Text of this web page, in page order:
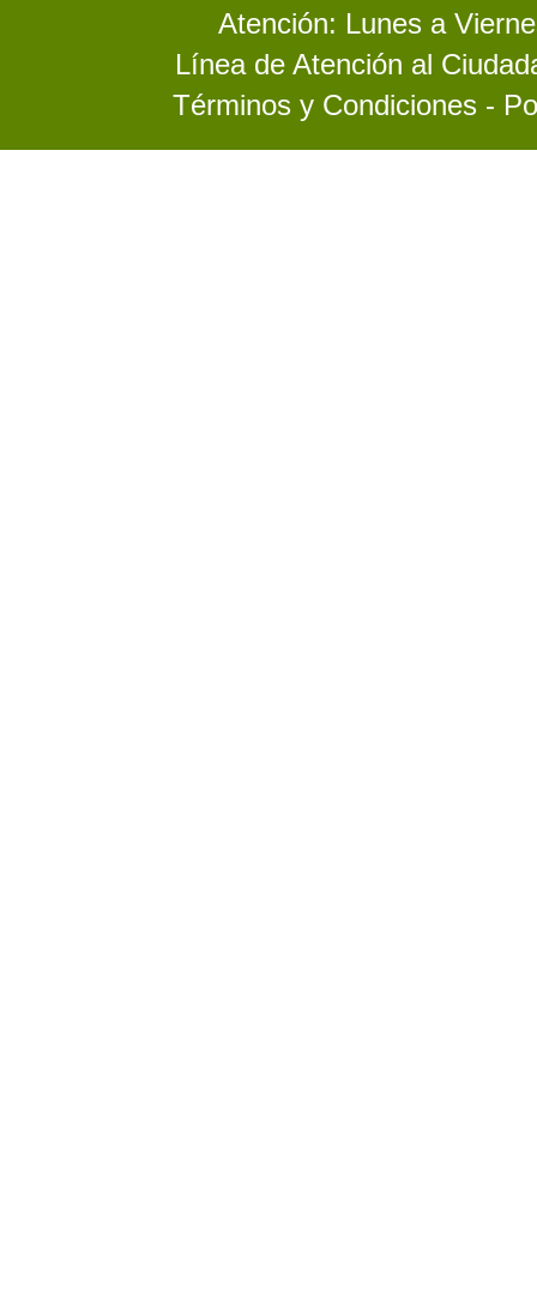
Atención: Lunes a
Línea de Atención al
Términos y Condiciones -